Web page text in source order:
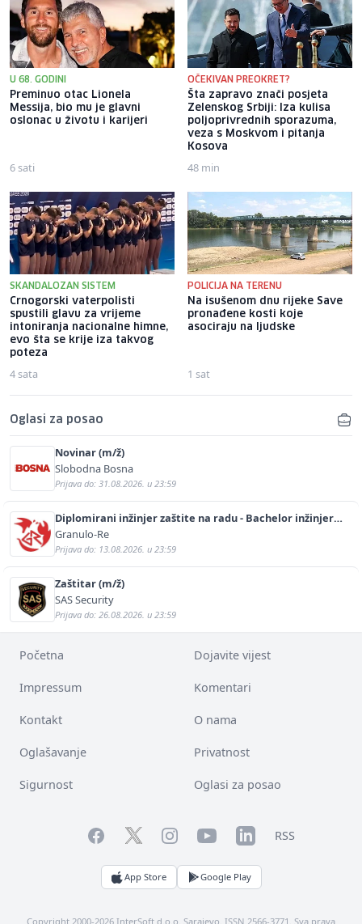
U 68. GODINI
Preminuo otac Lionela
Messija, bio mu je glavni
oslonac u životu i karijeri
6 sati
OČEKIVAN PREOKRET?
Šta zapravo znači posjeta
Zelenskog Srbiji: Iza kulisa
poljoprivrednih sporazuma,
veza s Moskvom i pitanja
Kosova
48 min
SKANDALOZAN SISTEM
Crnogorski vaterpolisti
spustili glavu za vrijeme
intoniranja nacionalne himne,
evo šta se krije iza takvog
poteza
4 sata
POLICIJA NA TERENU
Na isušenom dnu rijeke Save
pronađene kosti koje
asociraju na ljudske
1 sat
Oglasi za posao
Novinar (m/ž)
Slobodna Bosna
Prijava do: 31.08.2026. u 23:59
Diplomirani inžinjer zaštite na radu - Bachelor inžinjer
sigurnosti i pomoći (m/ž)
Granulo-Re
Prijava do: 13.08.2026. u 23:59
Zaštitar (m/ž)
SAS Security
Prijava do: 26.08.2026. u 23:59
Početna Dojavite vijest
Impressum Komentari
Kontakt O nama
Oglašavanje Privatnost
Sigurnost Oglasi za posao
FacebookTwitterInstagramYouTubeLinkedInRSS
App Store Google Play
Copyright 2000-2026 InterSoft d.o.o. Sarajevo. ISSN 2566-3771. Sva prava